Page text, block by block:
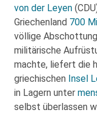
von der Leyen
Griechenland 700
völlige
militärische
machte, liefert die
griechischen Insel
in Lagern unter
selbst überlassen